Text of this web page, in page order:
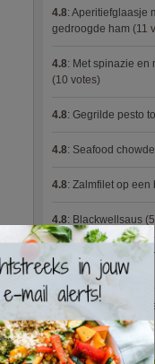
4.8: Aperitiefglaasje
gedroogde ham (11
4.8: Met spinazie en
(10 votes)
4.8: Gegrilde pesto
4.8: Seafood
4.8: Zalmfilet op een
4.8: Blackwellsaus
4.7
Varkenshaasje
Meus)(15 votes)
4.7:Gestoofde kip
×